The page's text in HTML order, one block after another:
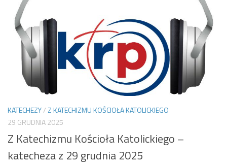
KATECHEZY/Z KATECHIZMU KOŚCIOŁA KATOLICKIEGO
29 GRUDNIA 2025
Z Katechizmu Kościoła Katolickiego –
katecheza z 29 grudnia 2025